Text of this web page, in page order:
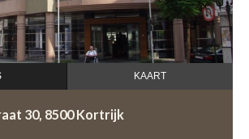
KAART
30, 8500 Kortrijk